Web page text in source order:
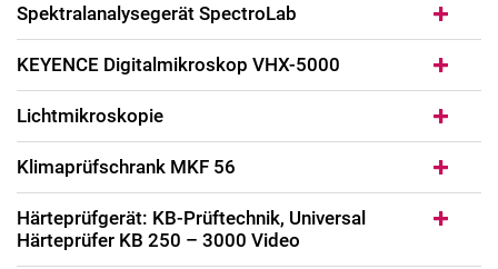
Spektralanalysegerät SpectroLab
KEYENCE Digitalmikroskop VHX-5000
Lichtmikroskopie
Klimaprüfschrank MKF 56
Härteprüfgerät: KB-Prüftechnik, Universal
Härteprüfer KB 250 – 3000 Video